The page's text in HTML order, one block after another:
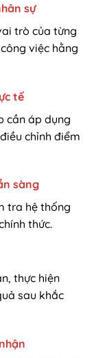
sự
trò của từng
việc hằng
tế
cần áp dụng
chỉnh điểm
sàng
tra hệ thống
thức.
thực hiện
sau khắc